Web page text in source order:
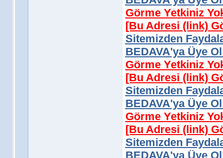
Görme Yetkiniz
[Bu Adresi (link)
Sitemizden
BEDAVA'ya Üye
Görme Yetkiniz
[Bu Adresi (link)
Sitemizden
BEDAVA'ya Üye
Görme Yetkiniz
[Bu Adresi (link)
Sitemizden
BEDAVA'ya Üye